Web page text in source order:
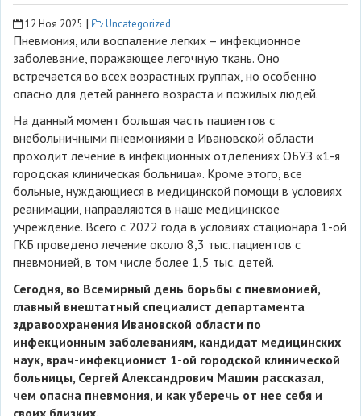
12 Ноя 2025 | Uncategorized
Пневмония, или воспаление легких – инфекционное
заболевание, поражающее легочную ткань. Оно
встречается во всех возрастных группах, но особенно
опасно для детей раннего возраста и пожилых людей.
На данный момент большая часть пациентов с
внебольничными пневмониями в Ивановской области
проходит лечение в инфекционных отделениях ОБУЗ «1-я
городская клиническая больница». Кроме этого, все
больные, нуждающиеся в медицинской помощи в условиях
реанимации, направляются в наше медицинское
учреждение. Всего с 2022 года в условиях стационара 1-ой
ГКБ проведено лечение около 8,3 тыс. пациентов с
пневмонией, в том числе более 1,5 тыс. детей.
Сегодня, во Всемирный день борьбы с пневмонией,
главный внештатный специалист департамента
здравоохранения Ивановской области по
инфекционным заболеваниям, кандидат медицинских
наук, врач-инфекционист 1-ой городской клинической
больницы, Сергей Александрович Машин рассказал,
чем опасна пневмония, и как уберечь от нее себя и